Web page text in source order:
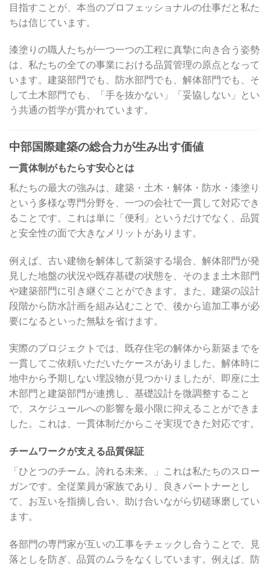
目指すことが、本当のプロフェッショナルの仕事だと私た
ちは信じています。
漆塗りの職人たちが一つ一つの工程に真摯に向き合う姿勢
は、私たちの全ての事業における品質管理の原点となって
います。建築部門でも、防水部門でも、解体部門でも、そ
して土木部門でも、「手を抜かない」「妥協しない」とい
う共通の哲学が貫かれています。
中部国際建築の総合力が生み出す価値
一貫体制がもたらす安心とは
私たちの最大の強みは、建築・土木・解体・防水・漆塗り
という多様な専門分野を、一つの会社で一貫して対応でき
ることです。これは単に「便利」というだけでなく、品質
と安全性の面で大きなメリットがあります。
例えば、古い建物を解体して新築する場合、解体部門が発
見した地盤の状況や既存基礎の状態を、そのまま土木部門
や建築部門に引き継ぐことができます。また、建築の設計
段階から防水計画を組み込むことで、後から追加工事が必
要になるといった無駄を省けます。
実際のプロジェクトでは、既存住宅の解体から新築までを
一貫してご依頼いただいたケースがありました。解体時に
地中から予期しない埋設物が見つかりましたが、即座に土
木部門と建築部門が連携し、基礎設計を微調整すること
で、スケジュールへの影響を最小限に抑えることができま
した。これは、一貫体制だからこそ実現できた対応です。
チームワークが支える品質保証
「ひとつのチーム。誇れる未来。」これは私たちのスロー
ガンです。全従業員が家族であり、良きパートナーとし
て、お互いを指摘し合い、助け合いながら切磋琢磨してい
ます。
各部門の専門家が互いの工事をチェックし合うことで、見
落としを防ぎ、品質のムラをなくしています。例えば、防